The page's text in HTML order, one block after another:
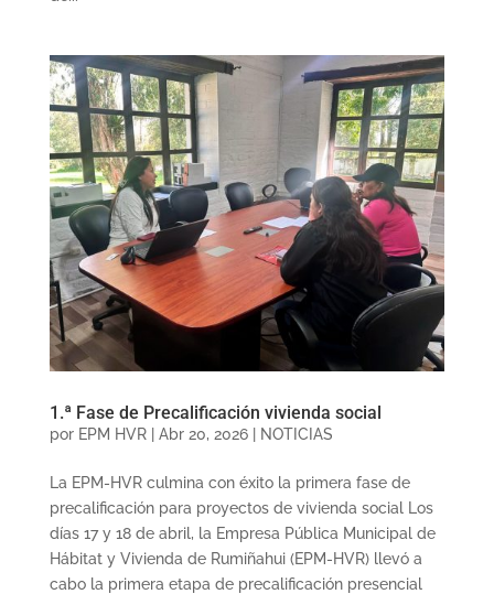
1.ª Fase de Precalificación vivienda social
por EPM HVR| Abr 20, 2026| NOTICIAS
La EPM-HVR culmina con éxito la primera fase de
precalificación para proyectos de vivienda social Los
días 17 y 18 de abril, la Empresa Pública Municipal de
Hábitat y Vivienda de Rumiñahui (EPM-HVR) llevó a
cabo la primera etapa de precalificación presencial